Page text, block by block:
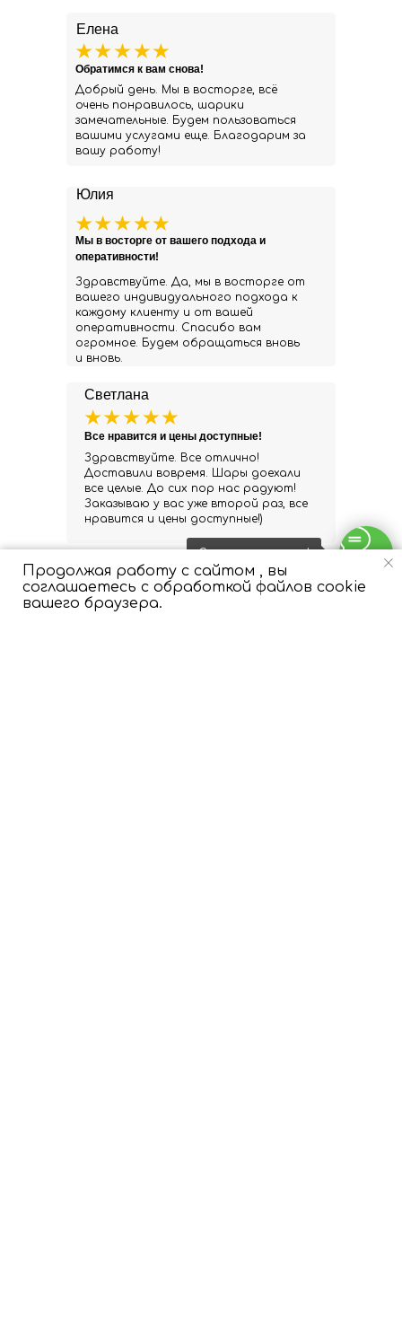
Свяжитесь с нами!
Продолжая работу с сайтом , вы
соглашаетесь с обработкой файлов cookie
вашего браузера.
Юлия
Здравствуйте. Да, мы в восторге от
вашего индивидуального подхода к
каждому клиенту и от вашей
оперативности. Спасибо вам
огромное. Будем обращаться вновь
и вновь.
Мы в восторге от вашего подхода и
оперативности!
Светлана
Здравствуйте. Все отлично!
Доставили вовремя. Шары доехали
все целые. До сих пор нас радуют!
Заказываю у вас уже второй раз, все
нравится и цены доступные!)
Все нравится и цены доступные!
Елена
Добрый день. Мы в восторге, всё
очень понравилось, шарики
замечательные. Будем пользоваться
вашими услугами еще. Благодарим за
вашу работу!
Обратимся к вам снова!
Ответы на вопросы